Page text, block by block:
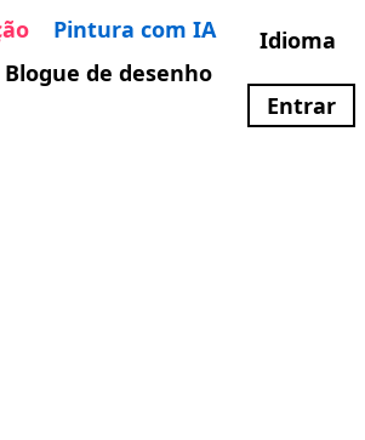
Pintura com IA
Blogue de desenho
Idioma
Entrar